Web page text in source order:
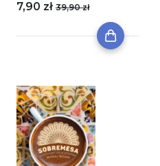
7,90 zł 39,90 zł